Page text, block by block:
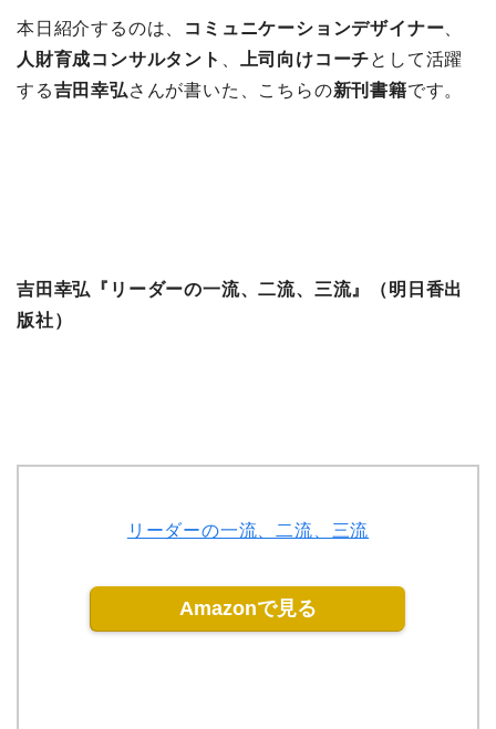
本日紹介するのは、 コミュニケーションデザイナー
人財育成コンサルタント
上司向けコーチとして活躍
する吉田幸弘さんが書いた、こちらの新刊書籍です。
吉田幸弘『リーダーの一流、二流、三流』（明日香出
版社）
リーダーの一流、二流、三流
Amazonで見る